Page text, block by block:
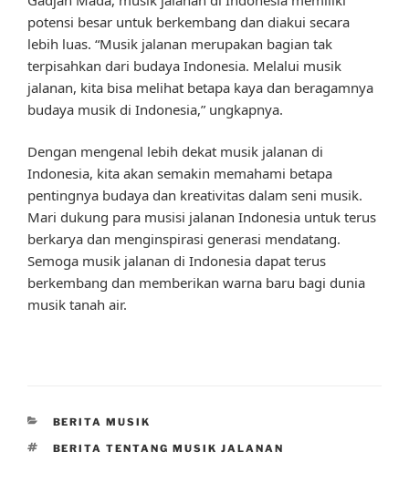
potensi besar untuk berkembang dan diakui secara
lebih luas. “Musik jalanan merupakan bagian tak
terpisahkan dari budaya Indonesia. Melalui musik
jalanan, kita bisa melihat betapa kaya dan beragamnya
budaya musik di Indonesia,” ungkapnya.
Dengan mengenal lebih dekat musik jalanan di
Indonesia, kita akan semakin memahami betapa
pentingnya budaya dan kreativitas dalam seni musik.
Mari dukung para musisi jalanan Indonesia untuk terus
berkarya dan menginspirasi generasi mendatang.
Semoga musik jalanan di Indonesia dapat terus
berkembang dan memberikan warna baru bagi dunia
musik tanah air.
CATEGORIES
BERITA MUSIK
TAGS
BERITA TENTANG MUSIK JALANAN